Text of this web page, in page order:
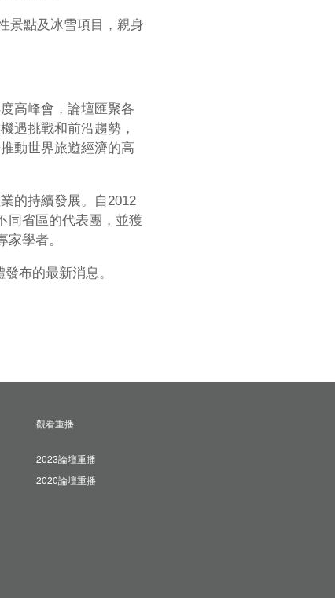
景點及冰雪項目，親身
高峰會，論壇匯聚各
遇挑戰和前沿趨勢，
動世界旅遊經濟的高
的持續發展。自2012
同省區的代表團，並獲
學者。
布的最新消息。
觀看重播
2023論壇重播
2020論壇重播